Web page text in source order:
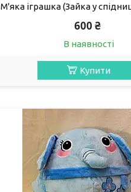
М'яка іграшка (Зайка у
600 ₴
В наявності
Купити